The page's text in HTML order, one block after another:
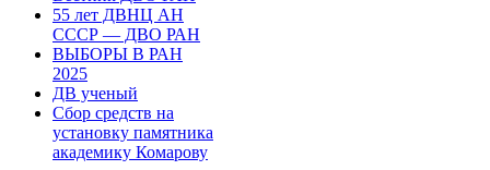
55 лет ДВНЦ АН
СССР — ДВО РАН
ВЫБОРЫ В РАН
2025
ДВ ученый
Сбор средств на
установку памятника
академику Комарову